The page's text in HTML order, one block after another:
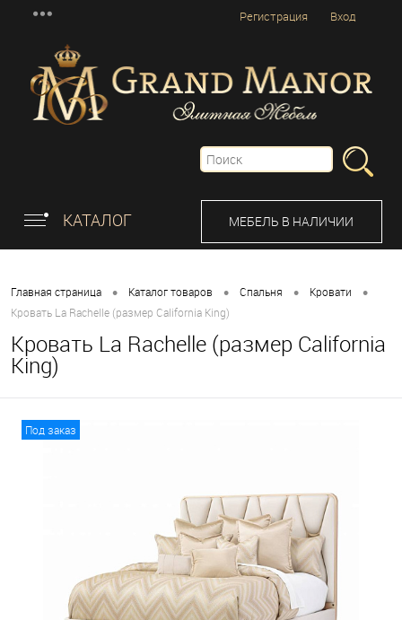
Вход
Регистрация
КАТАЛОГ МЕБЕЛЬ В НАЛИЧИИ
Главная страница • Каталог товаров • Спальня • Кровати •
Кровать La Rachelle (размер California King)
Кровать La Rachelle (размер California
King)
Под заказ